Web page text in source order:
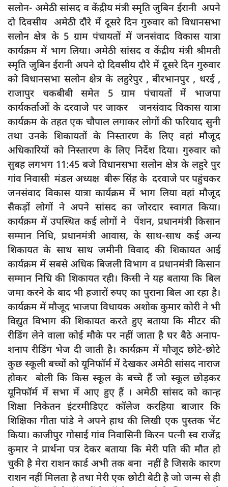
स्वास्थ्य
साक्षात्कार
सामाजिक
खेल
latest
प्रशासनिक
दुर्घटना
editors-pick
Login
Register
English
सलोन- अमेठी सांसद व केंद्रीय मंत्री स्मृति जुबिन ईरानी अपने
दो दिवसीय अमेठी दौरे में दूसरे दिन गुरुवार को विधानसभा
सलोन क्षेत्र के 5 ग्राम पंचायतों में जनसंवाद विकास यात्रा
कार्यक्रम में भाग लिया। अमेठी सांसद व केंद्रीय मंत्री श्रीमती
स्मृति जुबिन ईरानी अपने दो दिवसीय दौरे में दूसरे दिन गुरुवार
को विधानसभा सलोन क्षेत्र के लहुरेपुर , बीरभानपुर , धरई ,
राजापुर चकबीबी समेत 5 ग्राम पंचायतों में भाजपा
कार्यकर्ताओं के दरवाजे पर जाकर जनसंवाद विकास यात्रा
कार्यक्रम के तहत एक चौपाल लगाकर लोगों की फरियाद सुनी
तथा उनके शिकायतों के निस्तारण के लिए वहां मौजूद
अधिकारियों को निस्तारण के लिए निर्देश दिया। गुरुवार को
सुबह लगभग 11:45 बजे विधानसभा सलोन क्षेत्र के लहुरे पुर
गांव निवासी मंडल अध्यक्ष बीरू सिंह के दरवाजे पर पहुंचकर
जनसंवाद विकास यात्रा कार्यक्रम में भाग लिया वहां मौजूद
सैकड़ों लोगों ने अपने सांसद का जोरदार स्वागत किया।
कार्यक्रम में उपस्थित कई लोगों ने पेंशन, प्रधानमंत्री किसान
सम्मान निधि, प्रधानमंत्री आवास, के साथ-साथ कई अन्य
शिकायत के साथ साथ जमीनी विवाद की शिकायत आई
कार्यक्रम में सबसे अधिक बिजली विभाग व प्रधानमंत्री किसान
सम्मान निधि की शिकायत रही। किसी ने यह बताया कि बिल
जमा करने के बाद भी हजारों रुपए का पुराना बिल आ रहा है।
कार्यक्रम में मौजूद भाजपा विधायक अशोक कुमार कोरी ने भी
विद्युत विभाग की शिकायत करते हुए बताया कि मीटर की
रीडिंग लेने वाला कोई मौके पर नहीं जाता है घर बैठे अनाप-
शनाप रीडिंग भेज दी जाती है। कार्यक्रम में मौजूद छोटे-छोटे
कुछ स्कूली बच्चों को यूनिफॉर्म में देखकर अमेठी सांसद नाराज
होकर बोली कि किस स्कूल के बच्चे हैं जो स्कूल छोड़कर
यूनिफॉर्म में सभा में आए हुए हैं । अमेठी सांसद को कान्ह
शिक्षा निकेतन इंटरमीडिएट कॉलेज करहिया बाजार कि
शिक्षिका गीता पांडे ने अपने हाथ की लिखी एक पुस्तक भेंट
किया। काजीपुर गोसाई गांव निवासिनी किरन पत्नी स्व राजेंद्र
कुमार ने प्रार्थना पत्र देकर बताया कि मेरी पति की मौत हो
चुकी है मेरा राशन कार्ड अभी तक बना नहीं है जिसके कारण
राशन नहीं मिलता है तथा मेरी एक छोटी बेटी है जो जन्म से ही